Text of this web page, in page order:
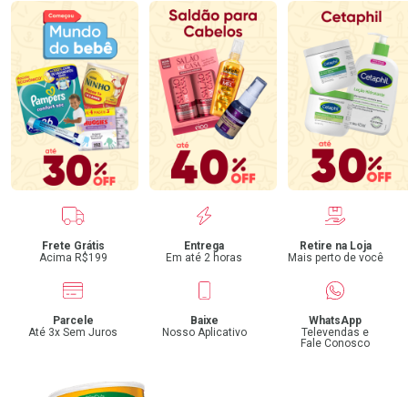
Benefícios
Frete Grátis
Acima R$199
Entrega
Em até 2 horas
Retire na Loja
Mais perto de você
Parcele
Até 3x Sem Juros
Baixe
Nosso Aplicativo
WhatsApp
Televendas e
Fale Conosco